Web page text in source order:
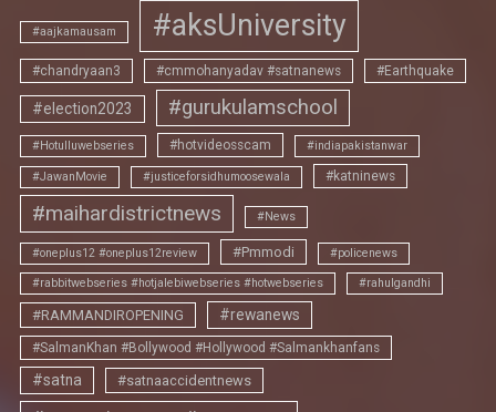
#aajkamausam #aksUniversity
#chandryaan3 #cmmohanyadav #satnanews #Earthquake
#election2023 #gurukulamschool
#Hotulluwebseries #hotvideosscam #indiapakistanwar
#JawanMovie #justiceforsidhumoosewala #katninews
#maihardistrictnews #News
#oneplus12 #oneplus12review #Pmmodi #policenews
#rabbitwebseries #hotjalebiwebseries #hotwebseries #rahulgandhi
#RAMMANDIROPENING #rewanews
#SalmanKhan #Bollywood #Hollywood #Salmankhanfans
#satna #satnaaccidentnews